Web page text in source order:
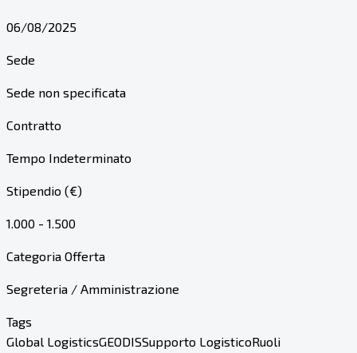
06/08/2025
Sede
Sede non specificata
Contratto
Tempo Indeterminato
Stipendio (€)
1.000 - 1.500
Categoria Offerta
Segreteria / Amministrazione
Tags
Global LogisticsGEODISSupporto LogisticoRuoli